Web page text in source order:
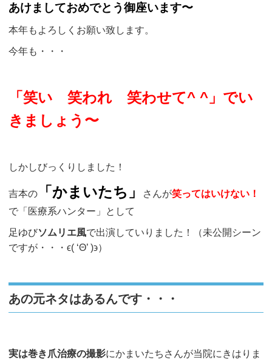
あけましておめでとう御座います〜
本年もよろしくお願い致します。
今年も・・・
「笑い 笑われ 笑わせて^ ^」でい
きましょう〜
しかしびっくりしました！
吉本の 「かまいたち」 さんが笑ってはいけない！
で「医療系ハンター」として
足ゆびソムリエ風で出演していりました！（未公開シーン
ですが・・・ϵ( ‘Θ’ )϶）
あの元ネタはあるんです・・・
実は巻き爪治療の撮影にかまいたちさんが当院にきはりま